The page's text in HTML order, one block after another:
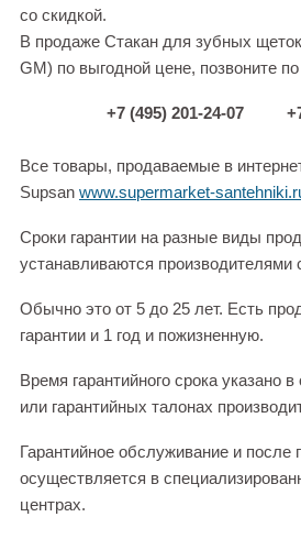
со скидкой.
В продаже Стакан для зубных
GM) по выгодной цене, позвоните
+7 (495) 201-24-07
Все товары, продаваемые в
Supsan www.supermarket-
Сроки гарантии на разные виды
устанавливаются производителями
Обычно это от 5 до 25 лет. Есть
гарантии и 1 год и пожизненную.
Время гарантийного срока указано
или гарантийных талонах
Гарантийное обслуживание и после
осуществляется в
центрах.